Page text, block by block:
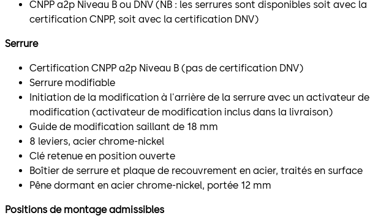
CNPP a2p Niveau B ou DNV (NB : les serrures sont disponibles soit avec la
certification CNPP, soit avec la certification DNV)
Serrure
Certification CNPP a2p Niveau B (pas de certification DNV)
Serrure modifiable
Initiation de la modification à l'arrière de la serrure avec un activateur de
modification (activateur de modification inclus dans la livraison)
Guide de modification saillant de 18 mm
8 leviers, acier chrome-nickel
Clé retenue en position ouverte
Boîtier de serrure et plaque de recouvrement en acier, traités en surface
Pêne dormant en acier chrome-nickel, portée 12 mm
Positions de montage admissibles